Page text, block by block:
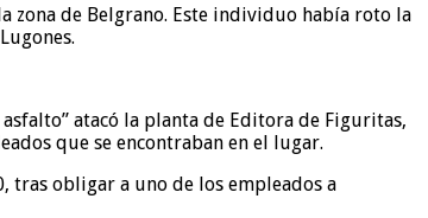
zona de Belgrano. Este individuo había roto la
atacó la planta de Editora de Figuritas,
que se encontraban en el lugar.
tras obligar a uno de los empleados a